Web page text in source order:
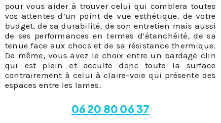
pour vous aider à trouver celui qui comblera toutes
vos attentes d’un point de vue esthétique, de votre
budget, de sa durabilité, de son entretien mais aussi
de ses performances en termes d’étanchéité, de sa
tenue face aux chocs et de sa résistance thermique.
De même, vous avez le choix entre un bardage clin
qui est plein et occulte donc toute la surface
contrairement à celui à claire-voie qui présente des
espaces entre les lames.
06 20 80 06 37